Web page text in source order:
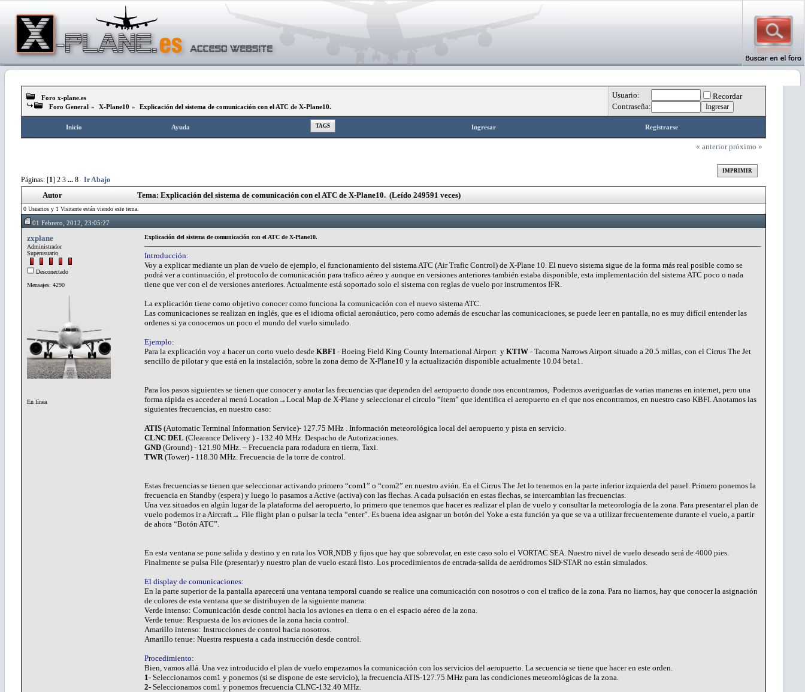
Foro x-plane.es
Foro General » X-Plane10 » Explicación del sistema de comunicación con el ATC de X-Plane10.
Usuario:
Recordar
Contraseña:
Inicio Ayuda TAGS Ingresar Registrarse
Páginas: [1] 2 3 ... 8 Ir Abajo
« anterior próximo »
IMPRIMIR
Autor Tema: Explicación del sistema de comunicación con el ATC de X-Plane10. (Leído 249591 veces)
0 Usuarios y 1 Visitante están viendo este tema.
01 Febrero, 2012, 23:05:27
zxplane
Administrador
Superusuario
Desconectado
Mensajes: 4290
En línea
Explicación del sistema de comunicación con el ATC de X-Plane10.
Introducción:
Voy a explicar mediante un plan de vuelo de ejemplo, el funcionamiento del sistema ATC (Air Trafic Control) de X-Plane 10. El nuevo sistema sigue de la forma más real posible como se
podrá ver a continuación, el protocolo de comunicación para trafico aéreo y aunque en versiones anteriores también estaba disponible, esta implementación del sistema ATC poco o nada
tiene que ver con el de versiones anteriores. Actualmente está soportado solo el sistema con reglas de vuelo por instrumentos IFR.
La explicación tiene como objetivo conocer como funciona la comunicación con el nuevo sistema ATC.
Las comunicaciones se realizan en inglés, que es el idioma oficial aeronáutico, pero como además de escuchar las comunicaciones, se puede leer en pantalla, no es muy difícil entender las
ordenes si ya conocemos un poco el mundo del vuelo simulado.
Ejemplo:
Para la explicación voy a hacer un corto vuelo desde KBFI - Boeing Field King County International Airport y KTIW - Tacoma Narrows Airport situado a 20.5 millas, con el Cirrus The Jet
sencillo de pilotar y que está en la instalación, sobre la zona demo de X-Plane10 y la actualización disponible actualmente 10.04 beta1.
Para los pasos siguientes se tienen que conocer y anotar las frecuencias que dependen del aeropuerto donde nos encontramos, Podemos averiguarlas de varias maneras en internet, pero una
forma rápida es acceder al menú Location→Local Map de X-Plane y seleccionar el circulo “ítem” que identifica el aeropuerto en el que nos encontramos, en nuestro caso KBFI. Anotamos las
siguientes frecuencias, en nuestro caso:
ATIS (Automatic Terminal Information Service)- 127.75 MHz . Información meteorológica local del aeropuerto y pista en servicio.
CLNC DEL (Clearance Delivery ) - 132.40 MHz. Despacho de Autorizaciones.
GND (Ground) - 121.90 MHz. – Frecuencia para rodadura en tierra, Taxi.
TWR (Tower) - 118.30 MHz. Frecuencia de la torre de control.
Estas frecuencias se tienen que seleccionar activando primero “com1” o “com2” en nuestro avión. En el Cirrus The Jet lo tenemos en la parte inferior izquierda del panel. Primero ponemos la
frecuencia en Standby (espera) y luego lo pasamos a Active (activa) con las flechas. A cada pulsación en estas flechas, se intercambian las frecuencias.
Una vez situados en algún lugar de la plataforma del aeropuerto, lo primero que tenemos que hacer es realizar el plan de vuelo y consultar la meteorología de la zona. Para presentar el plan de
vuelo podemos ir a Aircraft→ File flight plan o pulsar la tecla “enter”. Es buena idea asignar un botón del Yoke a esta función ya que se va a utilizar frecuentemente durante el vuelo, a partir
de ahora “Botón ATC”.
En esta ventana se pone salida y destino y en ruta los VOR,NDB y fijos que hay que sobrevolar, en este caso solo el VORTAC SEA. Nuestro nivel de vuelo deseado será de 4000 pies.
Finalmente se pulsa File (presentar) y nuestro plan de vuelo estará listo. Los procedimientos de entrada-salida de aeródromos SID-STAR no están simulados.
El display de comunicaciones:
En la parte superior de la pantalla aparecerá una ventana temporal cuando se realice una comunicación con nosotros o con el trafico de la zona. Para no liarnos, hay que conocer la asignación
de colores de esta ventana que se distribuyen de la siguiente manera:
Verde intenso: Comunicación desde control hacia los aviones en tierra o en el espacio aéreo de la zona.
Verde tenue: Respuesta de los aviones de la zona hacia control.
Amarillo intenso: Instrucciones de control hacia nosotros.
Amarillo tenue: Nuestra respuesta a cada instrucción desde control.
Procedimiento:
Bien, vamos allá. Una vez introducido el plan de vuelo empezamos la comunicación con los servicios del aeropuerto. La secuencia se tiene que hacer en este orden.
1- Seleccionamos com1 y ponemos (si se dispone de este servicio), la frecuencia ATIS-127.75 MHz para las condiciones meteorológicas de la zona.
2- Seleccionamos com1 y ponemos frecuencia CLNC-132.40 MHz.